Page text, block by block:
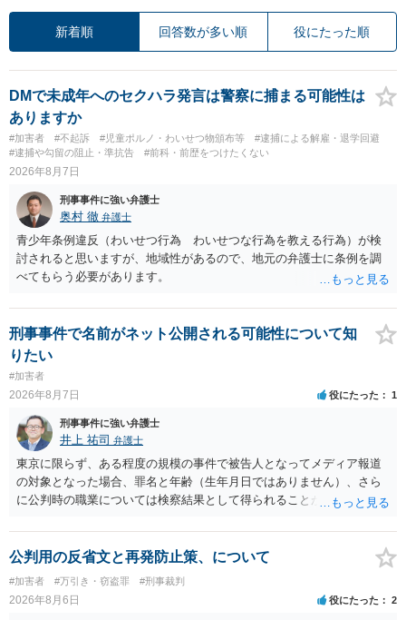
新着順 回答数が多い順 役にたった順
DMで未成年へのセクハラ発言は警察に捕まる可能性は
ありますか
#加害者 #不起訴 #児童ポルノ・わいせつ物頒布等
#逮捕による解雇・退学回避
#逮捕や勾留の阻止・準抗告
#前科・前歴をつけたくない
2026年8月7日
刑事事件に強い弁護士
奥村 徹 弁護士
青少年条例違反（わいせつ行為 わいせつな行為を教える行為）が検
討されると思いますが、地域性があるので、地元の弁護士に条例を調
べてもらう必要があります。
刑事事件で名前がネット公開される可能性について知
りたい
#加害者
2026年8月7日 役にたった 1
刑事事件に強い弁護士
井上 祐司 弁護士
東京に限らず、ある程度の規模の事件で被告人となってメディア報道
の対象となった場合、罪名と年齢（生年月日ではありません）、さら
に公判時の職業については検察結果として得られることが通常です。
公判用の反省文と再発防止策、について
#加害者 #万引き・窃盗罪 #刑事裁判
2026年8月6日 役にたった 2